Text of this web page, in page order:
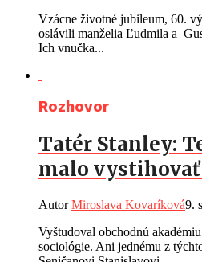
Vzácne životné jubileum, 60.
oslávili manželia Ľudmila a
Ich vnučka...
Rozhovor
Tatér Stanley:
malo
AutorMiroslava Kovaríková9.
Vyštudoval obchodnú
sociológie. Ani jednému z